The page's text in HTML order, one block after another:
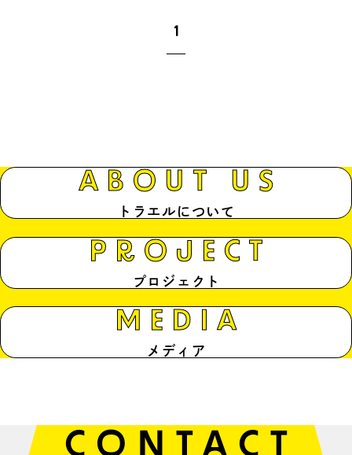
1
ABOUT US
トラエルについて
PROJECT
プロジェクト
MEDIA
メディア